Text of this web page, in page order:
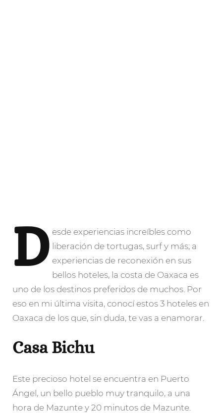
D esde experiencias increíbles como
liberación de tortugas, surf y más; a
experiencias de reconexión en sus
bellos hoteles, la costa de Oaxaca es
uno de los destinos preferidos de muchos. Por
eso en mi última visita, conocí estos 3 hoteles en
Oaxaca de los que, sin duda, te vas a enamorar.
Casa Bichu
Este precioso hotel se encuentra en Puerto
Ángel, un bello pueblo muy tranquilo, a una
hora de Mazunte y 20 minutos de Mazunte.